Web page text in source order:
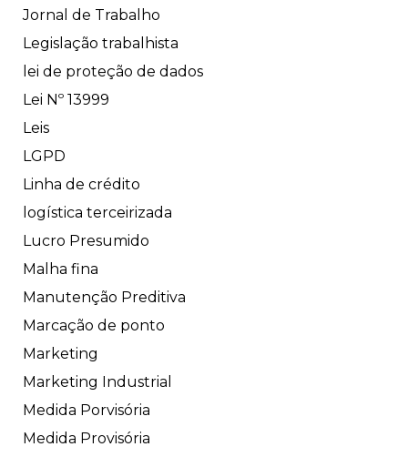
Jornal de Trabalho
Legislação trabalhista
lei de proteção de dados
Lei Nº 13999
Leis
LGPD
Linha de crédito
logística terceirizada
Lucro Presumido
Malha fina
Manutenção Preditiva
Marcação de ponto
Marketing
Marketing Industrial
Medida Porvisória
Medida Provisória